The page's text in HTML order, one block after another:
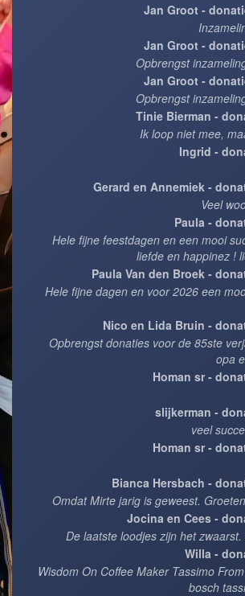
Jan Groot -
Jan Groot -
Opbrengst
Jan Groot -
Opbrengst
Tinie Bierman -
Ik loop niet mee,
Ingrid -
Gerard en Annemiek -
Veel
Paula -
Hele fijne feestdagen en een mooi
liefde en happinez !
Paula Van den Broek -
Hele fijne dagen en voor 2026 een
Nico en Lida Bruin -
Opbrengst donaties voor de 85ste
opa
Homan sr -
slijkerman -
veel
Homan sr -
Bianca Hersbach -
Omdat Mirte jarig is geweest.
Jocina en Cees -
De laatste loodjes zijn het
Willa -
Wisdom On Coffee Maker Tassimo
bosch